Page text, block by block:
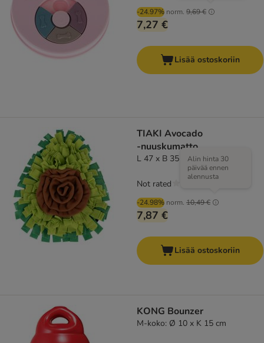
-24.97% norm. 9,69 €
7,27 €
Lisää ostoskoriin
TIAKI Avocado
‑nuuskumatto
L 47 x B 35 x H 2 cm
-24.98% norm. 10,49 €
Alin hinta 30
päivää ennen
alennusta
7,87 €
Not rated
Lisää ostoskoriin
KONG Bounzer
M-koko: Ø 10 x K 15 cm